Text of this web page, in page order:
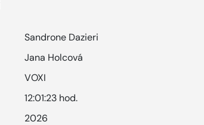
Sandrone Dazieri
Jana Holcová
VOXI
12:01:23 hod.
2026